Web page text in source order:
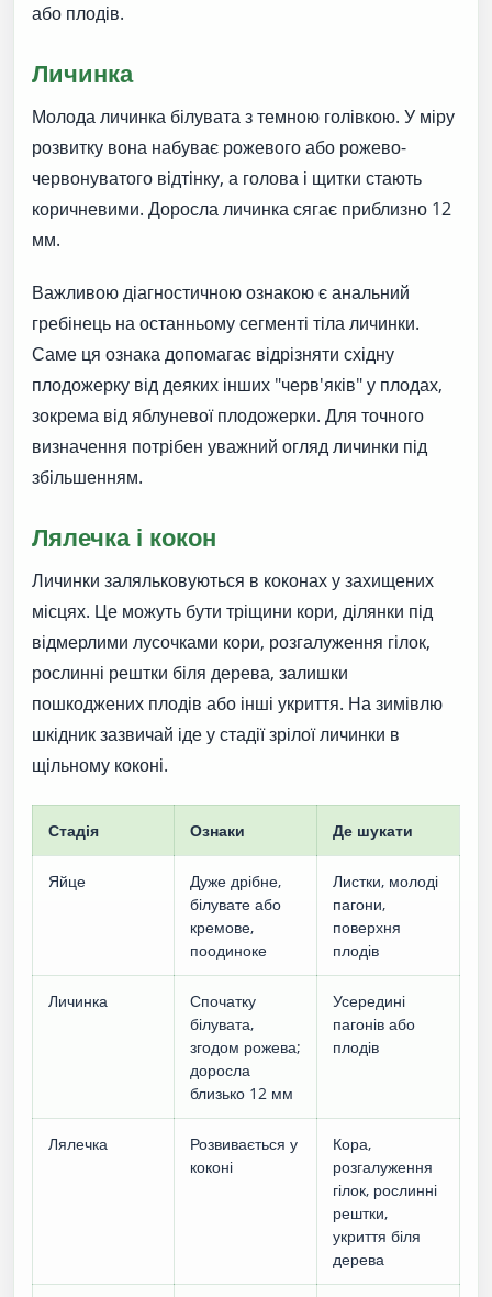
або плодів.
Личинка
Молода личинка білувата з темною голівкою. У міру
розвитку вона набуває рожевого або рожево-
червонуватого відтінку, а голова і щитки стають
коричневими. Доросла личинка сягає приблизно 12
мм.
Важливою діагностичною ознакою є анальний
гребінець на останньому сегменті тіла личинки.
Саме ця ознака допомагає відрізняти східну
плодожерку від деяких інших "черв'яків" у плодах,
зокрема від яблуневої плодожерки. Для точного
визначення потрібен уважний огляд личинки під
збільшенням.
Лялечка і кокон
Личинки заляльковуються в коконах у захищених
місцях. Це можуть бути тріщини кори, ділянки під
відмерлими лусочками кори, розгалуження гілок,
рослинні рештки біля дерева, залишки
пошкоджених плодів або інші укриття. На зимівлю
шкідник зазвичай іде у стадії зрілої личинки в
щільному коконі.
Стадія Ознаки Де шукати
Яйце
Дуже дрібне,
білувате або
кремове,
поодиноке
Листки, молоді
пагони,
поверхня
плодів
Личинка
Спочатку
білувата,
згодом рожева;
доросла
близько 12 мм
Усередині
пагонів або
плодів
Лялечка
Розвивається у
коконі
Кора,
розгалуження
гілок, рослинні
рештки,
укриття біля
дерева